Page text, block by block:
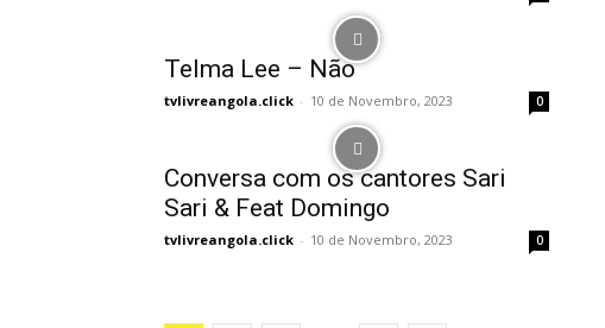
Telma Lee – Não
tvlivreangola.click - 10 de Novembro, 2023 0
Conversa com os cantores Sari
Sari & Feat Domingo
tvlivreangola.click - 10 de Novembro, 2023 0